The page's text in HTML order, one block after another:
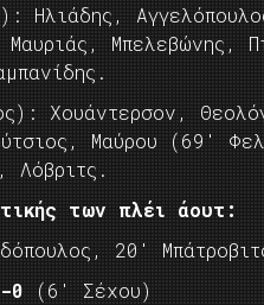
Ηλιάδης,
Μπελεβώνης,
Χουάντερσον,
Μαύρου (69′
Λόβριτς.
των πλέι άουτ:
20′
0 (6′ Σέχου)